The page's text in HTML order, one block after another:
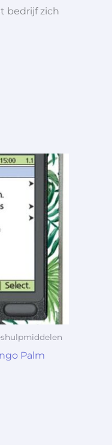
bedrijf zich
Palm